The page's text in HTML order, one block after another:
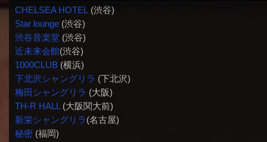
CHELSEA HOTEL(渋谷)
Star lounge(渋谷)
渋谷音楽堂(渋谷)
近未来会館(渋谷)
1000CLUB(横浜)
下北沢シャングリラ (下北沢)
梅田シャングリラ (大阪)
TH-R HALL(大阪関大前)
新栄シャングリラ(名古屋)
秘密(福岡)